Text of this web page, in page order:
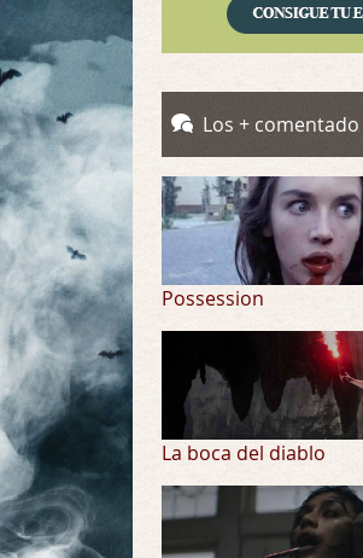
Possession
Llevo toda una vida
Posesión Infernal:
Por: Skalope
Los + comentado
Possession
La boca del diablo